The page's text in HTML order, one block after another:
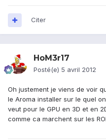
Citer
HoM3r17
Posté(e) 5 avril 2012
Oh justement je viens de voir
le Aroma installer sur le quel
veut pour le GPU en 3D et en
comme ca marchent sur les